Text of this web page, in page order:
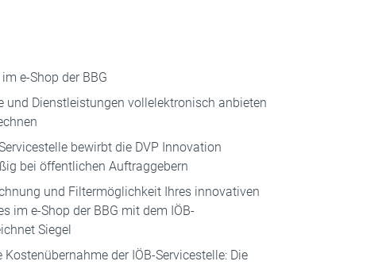
e-Shop der BBG
und Dienstleistungen vollelektronisch anbieten
bewirbt die DVP Innovation
bei öffentlichen Auftraggebern
und Filtermöglichkeit Ihres innovativen
im e-Shop der BBG mit dem IÖB-
Siegel
Kostenübernahme der IÖB-Servicestelle: Die